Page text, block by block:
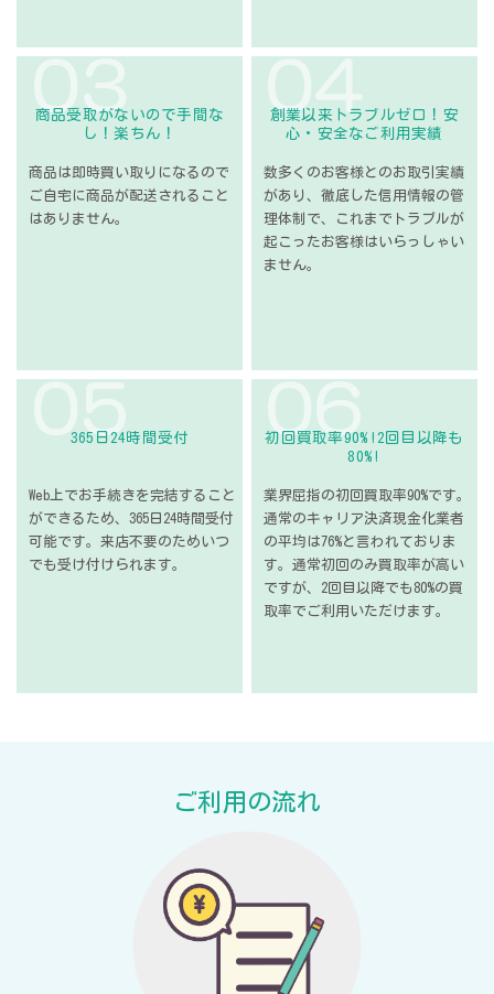
商品受取がないので手間な
し！楽ちん！
商品は即時買い取りになるので
ご自宅に商品が配送されること
はありません。
創業以来トラブルゼロ！ 安
心・安全なご利用実績
数多くのお客様とのお取引実績
があり、徹底した信用情報の管
理体制で、
これまでトラブルが
起こったお客様はいらっしゃい
ません。
365日24時間受付
Web上でお手続きを完結すること
ができるため、365日24時間受付
可能です。来店不要のためいつ
でも受け付けられます。
初回買取率90%! 2回目以降も
80%!
業界屈指の初回買取率90%です。
通常のキャリア決済現金化業者
の平均は76%と言われておりま
す。通常初回のみ買取率が高い
ですが、 2回目以降でも80%の買
取率で ご利用いただけます。
ご利用の流れ